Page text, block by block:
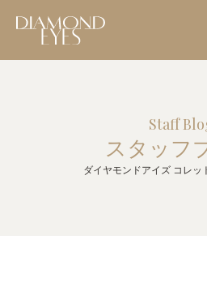
Staff
スタッフ
ダイヤモンドアイズ コレッ